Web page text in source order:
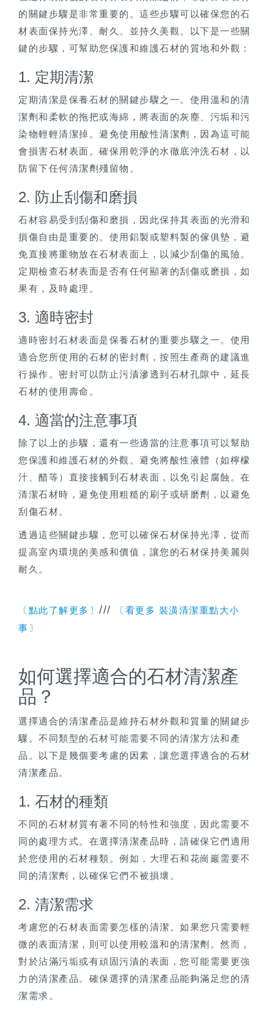
的關鍵步驟是非常重要的。這些步驟可以確保您的石
材表面保持光澤、耐久、並持久美觀。以下是一些關
鍵的步驟，可幫助您保護和維護石材的質地和外觀：
1. 定期清潔
定期清潔是保養石材的關鍵步驟之一。使用溫和的清
潔劑和柔軟的拖把或海綿，將表面的灰塵、污垢和污
染物輕輕清潔掉。避免使用酸性清潔劑，因為這可能
會損害石材表面。確保用乾淨的水徹底沖洗石材，以
防留下任何清潔劑殘留物。
2. 防止刮傷和磨損
石材容易受到刮傷和磨損，因此保持其表面的光滑和
損傷自由是重要的。使用鋁製或塑料製的傢俱墊，避
免直接將重物放在石材表面上，以減少刮傷的風險。
定期檢查石材表面是否有任何顯著的刮傷或磨損，如
果有，及時處理。
3. 適時密封
適時密封石材表面是保養石材的重要步驟之一。使用
適合您所使用的石材的密封劑，按照生產商的建議進
行操作。密封可以防止污漬滲透到石材孔隙中，延長
石材的使用壽命。
4. 適當的注意事項
除了以上的步驟，還有一些適當的注意事項可以幫助
您保護和維護石材的外觀。避免將酸性液體（如檸檬
汁、醋等）直接接觸到石材表面，以免引起腐蝕。在
清潔石材時，避免使用粗糙的刷子或研磨劑，以避免
刮傷石材。
透過這些關鍵步驟，您可以確保石材保持光澤，從而
提高室內環境的美感和價值，讓您的石材保持美麗與
耐久。
〔點此了解更多〕 ///
〔看更多 裝潢清潔重點大小
事〕
如何選擇適合的石材清潔產
品？
選擇適合的清潔產品是維持石材外觀和質量的關鍵步
驟。不同類型的石材可能需要不同的清潔方法和產
品。以下是幾個要考慮的因素，讓您選擇適合的石材
清潔產品。
1. 石材的種類
不同的石材材質有著不同的特性和強度，因此需要不
同的處理方式。在選擇清潔產品時，請確保它們適用
於您使用的石材種類。例如，大理石和花崗巖需要不
同的清潔劑，以確保它們不被損壞。
2. 清潔需求
考慮您的石材表面需要怎樣的清潔。如果您只需要輕
微的表面清潔，則可以使用較溫和的清潔劑。然而，
對於沾滿污垢或有頑固污漬的表面，您可能需要更強
力的清潔產品。確保選擇的清潔產品能夠滿足您的清
潔需求。